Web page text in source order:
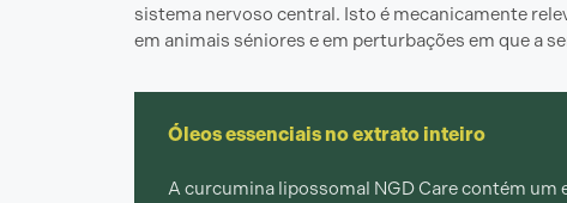
sistema nervoso central. Isto é mecanicamente
em animais séniores e em perturbações em que a
Óleos essenciais no extrato inteiro
A curcumina lipossomal NGD Care contém